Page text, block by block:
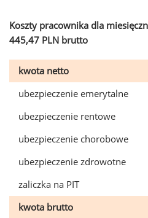
Koszty pracownika dla
445,47 PLN brutto
kwota netto
ubezpieczenie emerytalne
ubezpieczenie rentowe
ubezpieczenie chorobowe
ubezpieczenie zdrowotne
zaliczka na PIT
kwota brutto